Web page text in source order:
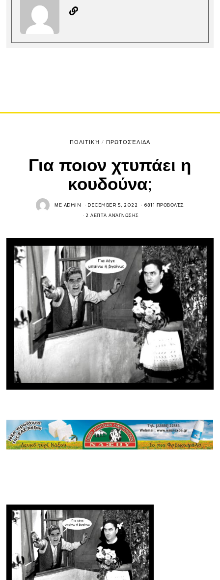
ΠΟΛΙΤΙΚΉ / ΠΡΩΤΟΣΈΛΙΔΑ
Για ποιον χτυπάει η
κουδούνα;
ΜΕ ADMIN DECEMBER 5, 2022 6811 ΠΡΟΒΟΛΈΣ
2 ΛΕΠΤΆ ΑΝΆΓΝΩΣΗΣ